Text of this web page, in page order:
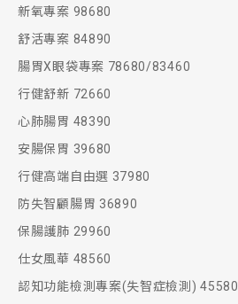
新氧專案 98680
舒活專案 84890
腸胃X眼袋專案 78680/83460
行健舒新 72660
心肺腸胃 48390
安腸保胃 39680
行健高端自由選 37980
防失智顧腸胃 36890
保腸護肺 29960
仕女風華 48560
認知功能檢測專案(失智症檢測) 45580